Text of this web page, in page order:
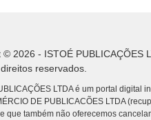
© 2026 - ISTOÉ PUBLICAÇÕES
reservados.
LTDA é um portal digital
DE PUBLICACÕES LTDA
que também não oferecemos